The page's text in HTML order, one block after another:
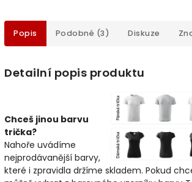
Popis Podobné (3) Diskuze
Detailní popis produktu
Chceš jinou barvu
trička?
Nahoře uvádíme
nejprodávanější barvy,
které i zpravidla držíme skladem. Pokud